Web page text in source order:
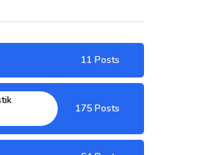
11 Posts
175 Posts